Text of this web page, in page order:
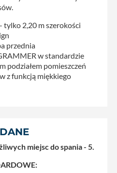
2,20 m szerokości
przednia
w standardzie
podziałem pomieszczeń
z funkcją miękkiego
miejsc do spania - 5.